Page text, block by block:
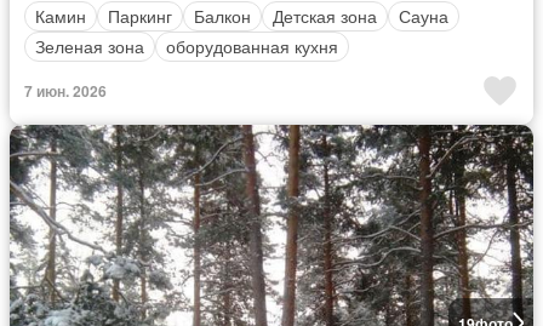
Камин
Паркинг Балкон Детская зона
Сауна
Зеленая зона
оборудованная кухня
7 июн. 2026